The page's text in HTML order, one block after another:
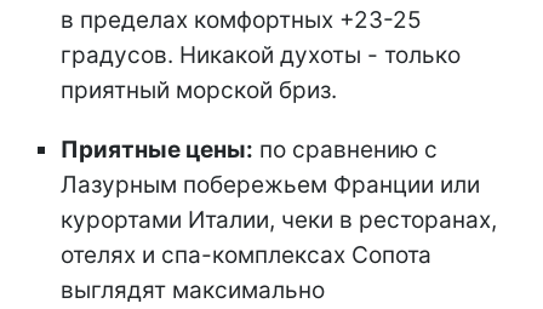
в пределах комфортных +23-25
градусов. Никакой духоты - только
приятный морской бриз.
Приятные цены: по сравнению с
Лазурным побережьем Франции или
курортами Италии, чеки в ресторанах,
отелях и спа-комплексах Сопота
выглядят максимально